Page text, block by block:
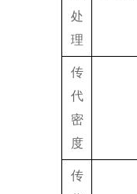
处
理
传
代
密
度
传